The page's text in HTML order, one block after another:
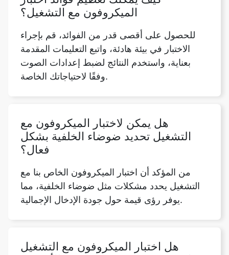
الميكروفون مع التشغيل؟
للحصول على أقصى قدر من الفوائد، قم بإجراء
الاختبار في بيئة هادئة، واتبع التعليمات المقدمة
بعناية، واستخدم النتائج لضبط إعدادات الصوت
وفقًا لاحتياجاتك الخاصة.
هل يمكن لاختبار الميكروفون مع
التشغيل تحديد ضوضاء الخلفية بشكل
فعال؟
من المؤكد أن اختبار الميكروفون الخاص بنا مع
التشغيل يحدد مشكلات مثل ضوضاء الخلفية، مما
يوفر رؤى قيمة حول جودة الإدخال الإجمالية.
هل اختبار الميكروفون مع التشغيل